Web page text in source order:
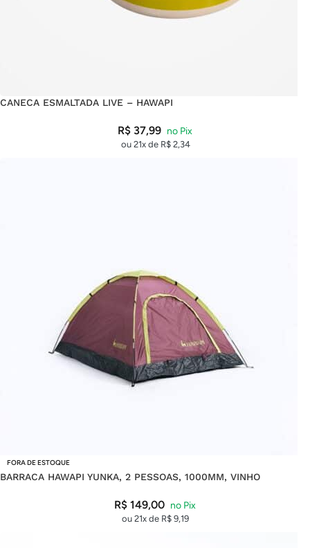
CANECA ESMALTADA LIVE – HAWAPI
R$ 37,99
ou 21x de R$2,34
FORA DE ESTOQUE
BARRACA HAWAPI YUNKA, 2 PESSOAS, 1000MM, VINHO
R$ 149,00
ou 21x de R$ 9,19